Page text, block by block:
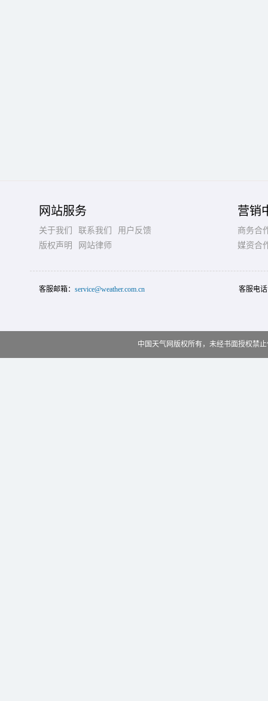
网站服务
关于我们 联系我们
用户反馈
版权声明
网站律师
营销
商务合
媒资合
客服邮箱： service@weather.com.cn 客服电
中国天气网版权所有，未经书面授权